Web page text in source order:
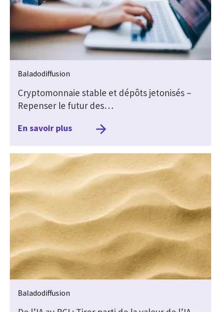
Baladodiffusion
Cryptomonnaie stable et dépôts jetonisés –
Repenser le futur des…
En savoir plus
Baladodiffusion